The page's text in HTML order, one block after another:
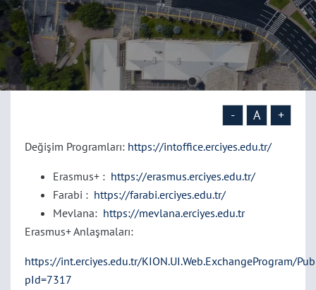
- A +
Değişim Programları: https://intoffice.erciyes.edu.tr/
Erasmus+ : https://erasmus.erciyes.edu.tr/
Farabi : https://farabi.erciyes.edu.tr/
Mevlana: https://mevlana.erciyes.edu.tr
Erasmus+ Anlaşmaları:
https://int.erciyes.edu.tr/KION.UI.Web.ExchangeProgram/
pId=7317